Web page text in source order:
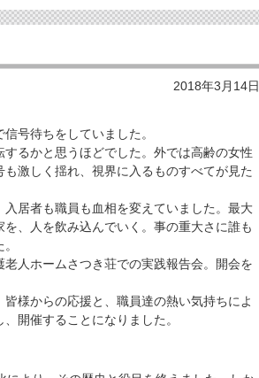
2018年3月14日
号待ちをしていました。
るかと思うほどでした。外では高齢の女性
激しく揺れ、視界に入るものすべてが見た
居者も職員も血相を変えていました。最大
、人を飲み込んでいく。事の重大さに誰も
人ホームさつき荘での実践報告会。開会を
様からの応援と、職員達の熱い気持ちによ
開催することになりました。